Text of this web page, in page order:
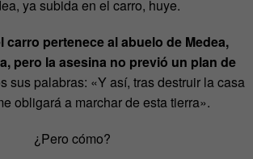
ya subida en el carro, huye.
carro pertenece al abuelo de Medea,
pero la asesina no previó un plan de
sus palabras: «Y así, tras destruir la casa
obligará a marchar de esta tierra».
¿Pero cómo?